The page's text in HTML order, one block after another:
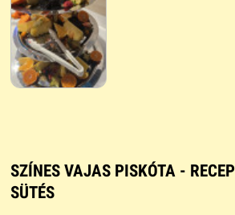
SZÍNES VAJAS PISKÓTA -
SÜTÉS